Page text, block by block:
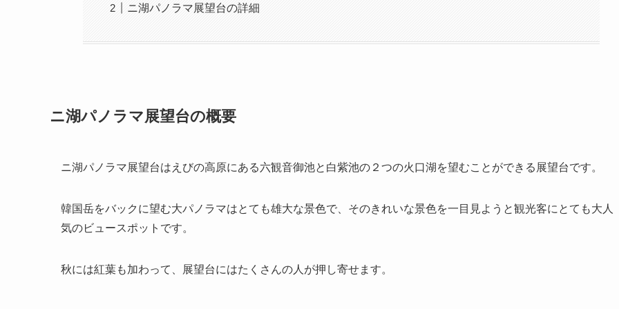
ニ湖パノラマ展望台の詳細
ニ湖パノラマ展望台の概要
ニ湖パノラマ展望台はえびの高原にある六観音御池と白紫池の２つの火口湖を望むことができる展望台です。
韓国岳をバックに望む大パノラマはとても雄大な景色で、そのきれいな景色を一目見ようと観光客にとても大人
気のビュースポットです。
秋には紅葉も加わって、展望台にはたくさんの人が押し寄せます。